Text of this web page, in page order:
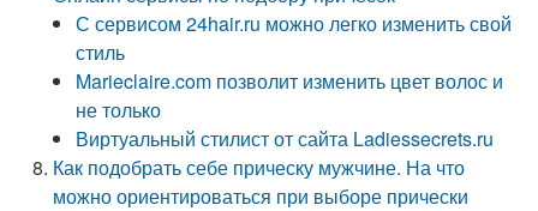
С сервисом 24hair.ru можно легко изменить свой
стиль
Marieclaire.com позволит изменить цвет волос и
не только
Виртуальный стилист от сайта Ladiessecrets.ru
Как подобрать себе прическу мужчине. На что
можно ориентироваться при выборе прически